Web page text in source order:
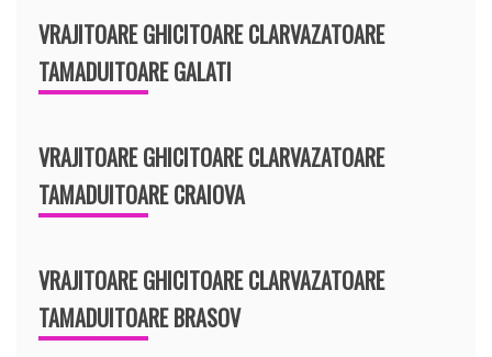
VRAJITOARE GHICITOARE CLARVAZATOARE
TAMADUITOARE GALATI
VRAJITOARE GHICITOARE CLARVAZATOARE
TAMADUITOARE CRAIOVA
VRAJITOARE GHICITOARE CLARVAZATOARE
TAMADUITOARE BRASOV